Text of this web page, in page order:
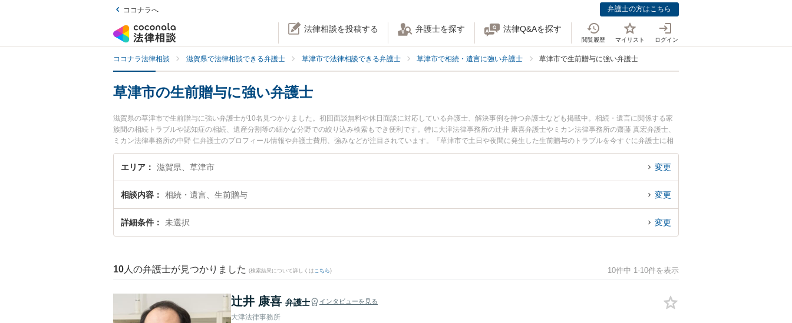
ココナラへ 弁護士の方はこちら
法律相談を投稿する 弁護士を探す 法律Q&Aを探す
閲覧履歴 マイリスト ログイン
ココナラ法律相談 滋賀県で法律相談できる弁護士 草津市で法律相談できる弁護士 草津市で相続・遺言に強い弁護士 草津市で生前贈与に強い弁護士
草津市の生前贈与に強い弁護士
滋賀県の草津市で生前贈与に強い弁護士が10名見つかりました。初回面談無料や休日面談に対応している弁護士、解決事例を持つ弁護士なども掲載中。相続・遺言に関係する家
族間の相続トラブルや認知症の相続、遺産分割等の細かな分野での絞り込み検索もでき便利です。特に大津法律事務所の辻井 康喜弁護士やミカン法律事務所の齋藤 真宏弁護士、
ミカン法律事務所の中野 仁弁護士のプロフィール情報や弁護士費用、強みなどが注目されています。『草津市で土日や夜間に発生した生前贈与のトラブルを今すぐに弁護士に相
談したい』『生前贈与のトラブル解決の実績豊富な近くの弁護士を検索したい』『初回相談無料で生前贈与を法律相談できる草津市内の弁護士に相談予約したい』などでお困りの
相談者さんにおすすめです。
エリア 滋賀県、草津市 変更
相談内容 相続・遺言、生前贈与 変更
詳細条件 未選択 変更
10 人の弁護士が見つかりました (検索結果について詳しくは こちら) 10件中 1-10件を表示
辻井 康喜 弁護士 インタビューを見る
大津法律事務所